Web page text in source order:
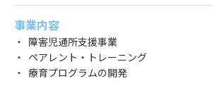
事業内容
障害児通所支援事業
ペアレント・トレーニング
療育プログラムの開発